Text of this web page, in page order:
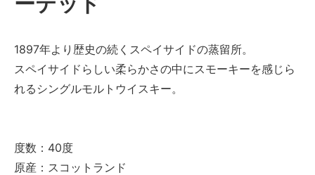
1897年より歴史の続くスペイサイドの蒸留所。
スペイサイドらしい柔らかさの中にスモーキーを感じら
れるシングルモルトウイスキー。
度数：40度
原産：スコットランド